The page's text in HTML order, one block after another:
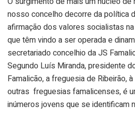
nosso concelho decorre da política
afirmação dos valores socialistas
que têm vindo a ser operada e
secretariado concelhio da JS
Segundo Luís Miranda, presidente
Famalicão, a freguesia de Ribeirão,
outras freguesias famalicenses, é
inúmeros jovens que se identificam